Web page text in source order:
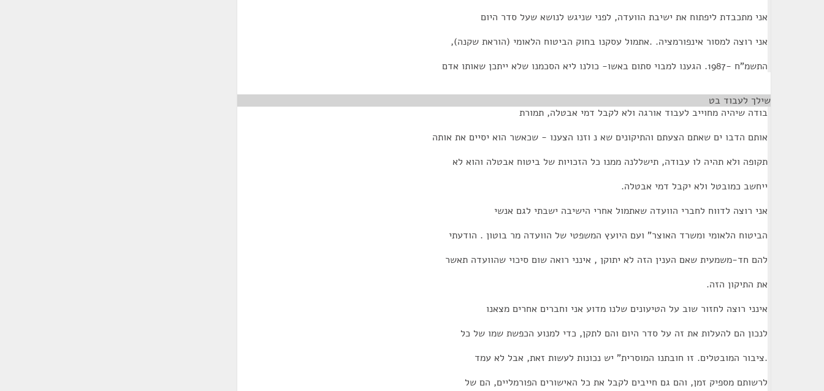
אני מתכבדת ליפתוח את ישיבת הוועדה, לפני שניגש לנושא שעל סדר היום
אני רוצה למסור אינפורמציה. .אתמול עסקנו בחוק הביטוח הלאומי (הוראת שקנה),
התשמ"ח -1987. הגענו למבוי סתום באשו- כולנו ליא הסכמנו שלא ייתכן שאותו אדם
שילך לעבוד בט
בודה שיהיה מחוייב לעבוד אורגה ולא לקבל דמי אבטלה, תמורת
אותם הדבו ים שאתם הצעתם והתיקונים שא נ וזנו הצענו - שכאשר הוא יסיים את אותה
תקופה ולא תהיה לו עבודה, תישללנה ממנו כל הזכויות של ביטוח אבטלה והוא לא
ייחשב כמובטל ולא יקבל דמי אבטלה.
אני רוצה לדווח לחברי הוועדה שאתמול אחרי הישיבה ישבתי לגם אנשי
הביטוח הלאומי ומשרד האוצר" ועם היועץ המשפטי של הוועדה מר בוטון . הודעתי
להם חד-משמעית שאם הענין הזה לא יתוקן , אינני רואה שום סיכוי שהוועדה תאשר
את התיקון הזה.
אינני רוצה לחזור שוב על הטיעונים שלנו מדוע אני וחברים אחרים מצאנו
לנכון הם להעלות את זה על סדר היום והם לתקן, כדי למנוע הכפשת שמו של כל
.ציבור המובטלים. זו חובתנו המוסרית" יש נכונות לעשות זאת, אבל לא עמד
לרשותם מספיק זמן, והם גם חייבים לקבל את כל האישורים הפורמליים, הם של